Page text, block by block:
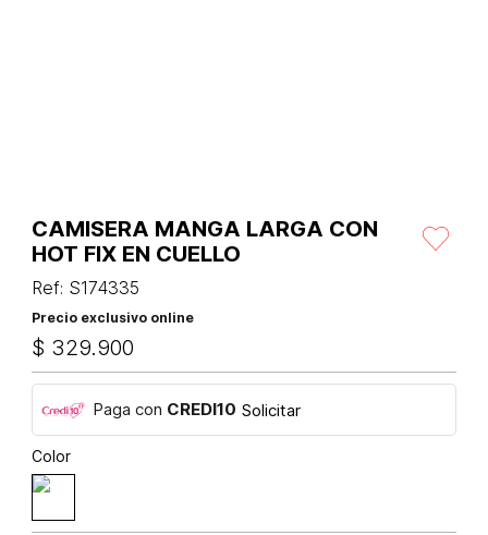
CAMISERA MANGA LARGA CON
HOT FIX EN CUELLO
Ref: S174335
Precio exclusivo online
$ 329.900
Paga con CREDI10 Solicitar
Color